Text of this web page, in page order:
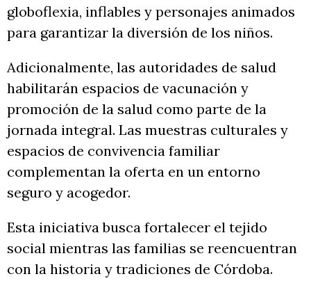
globoflexia, inflables y personajes animados
para garantizar la diversión de los niños.
Adicionalmente, las autoridades de salud
habilitarán espacios de vacunación y
promoción de la salud como parte de la
jornada integral. Las muestras culturales y
espacios de convivencia familiar
complementan la oferta en un entorno
seguro y acogedor.
Esta iniciativa busca fortalecer el tejido
social mientras las familias se reencuentran
con la historia y tradiciones de Córdoba.